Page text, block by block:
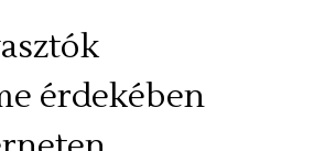
érdekében